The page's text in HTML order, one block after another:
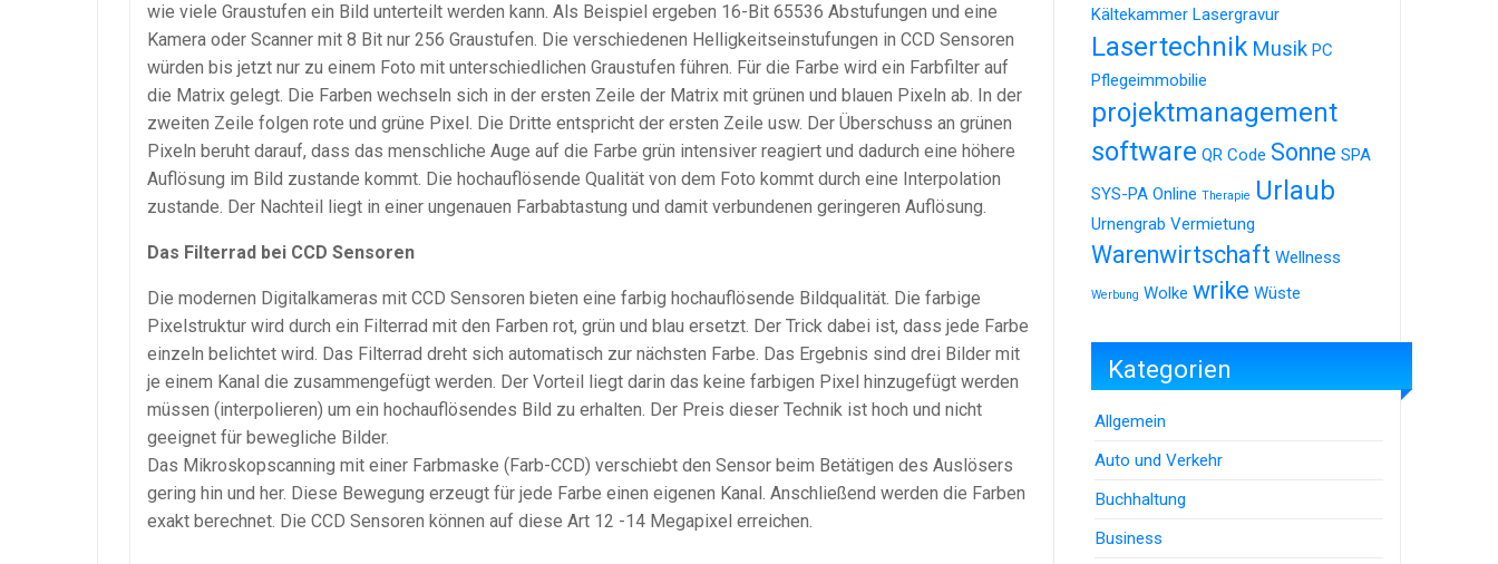
wie viele Graustufen ein Bild unterteilt werden kann. Als Beispiel ergeben 16-Bit 65536 Abstufungen und eine
Kamera oder Scanner mit 8 Bit nur 256 Graustufen. Die verschiedenen Helligkeitseinstufungen in CCD Sensoren
würden bis jetzt nur zu einem Foto mit unterschiedlichen Graustufen führen. Für die Farbe wird ein Farbfilter auf
die Matrix gelegt. Die Farben wechseln sich in der ersten Zeile der Matrix mit grünen und blauen Pixeln ab. In der
zweiten Zeile folgen rote und grüne Pixel. Die Dritte entspricht der ersten Zeile usw. Der Überschuss an grünen
Pixeln beruht darauf, dass das menschliche Auge auf die Farbe grün intensiver reagiert und dadurch eine höhere
Auflösung im Bild zustande kommt. Die hochauflösende Qualität von dem Foto kommt durch eine Interpolation
zustande. Der Nachteil liegt in einer ungenauen Farbabtastung und damit verbundenen geringeren Auflösung.
Das Filterrad bei CCD Sensoren
Die modernen Digitalkameras mit CCD Sensoren bieten eine farbig hochauflösende Bildqualität. Die farbige
Pixelstruktur wird durch ein Filterrad mit den Farben rot, grün und blau ersetzt. Der Trick dabei ist, dass jede Farbe
einzeln belichtet wird. Das Filterrad dreht sich automatisch zur nächsten Farbe. Das Ergebnis sind drei Bilder mit
je einem Kanal die zusammengefügt werden. Der Vorteil liegt darin das keine farbigen Pixel hinzugefügt werden
müssen (interpolieren) um ein hochauflösendes Bild zu erhalten. Der Preis dieser Technik ist hoch und nicht
geeignet für bewegliche Bilder.
Das Mikroskopscanning mit einer Farbmaske (Farb-CCD) verschiebt den Sensor beim Betätigen des Auslösers
gering hin und her. Diese Bewegung erzeugt für jede Farbe einen eigenen Kanal. Anschließend werden die Farben
exakt berechnet. Die CCD Sensoren können auf diese Art 12 -14 Megapixel erreichen.
Kältekammer Lasergravur
Lasertechnik Musik PC
Pflegeimmobilie
projektmanagement
software QR Code Sonne SPA
SYS-PA Online Therapie Urlaub
Urnengrab Vermietung
Warenwirtschaft Wellness
Werbung Wolke wrike Wüste
Kategorien
Allgemein
Auto und Verkehr
Buchhaltung
Business